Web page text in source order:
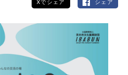
Xでシェア シェア